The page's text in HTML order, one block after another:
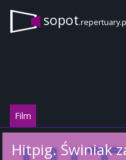
sopot
Film
Hitpig. Świniak